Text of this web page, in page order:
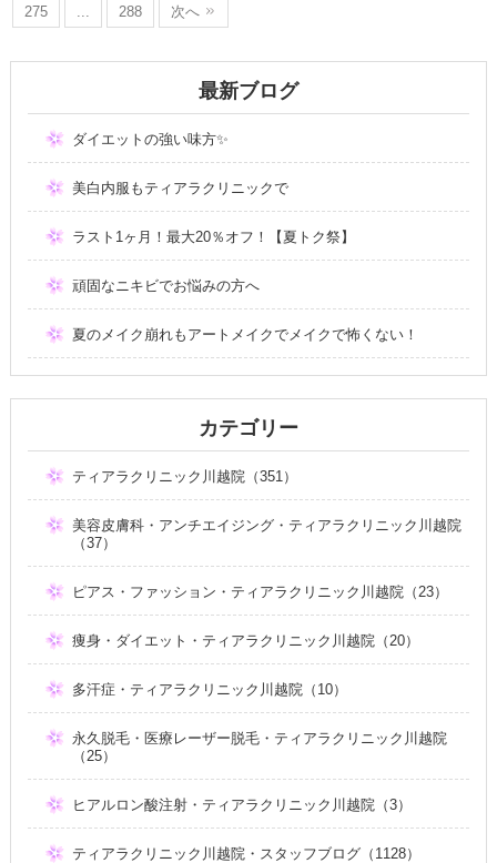
275
288 次へ
最新ブログ
ダイエットの強い味方✨
美白内服もティアラクリニックで
ラスト1ヶ月！最大20％オフ！【夏トク祭】
頑固なニキビでお悩みの方へ
夏のメイク崩れもアートメイクでメイクで怖くない！
カテゴリー
ティアラクリニック川越院（351）
美容皮膚科・アンチエイジング・ティアラクリニック川越院
（37）
ピアス・ファッション・ティアラクリニック川越院（23）
痩身・ダイエット・ティアラクリニック川越院（20）
多汗症・ティアラクリニック川越院（10）
永久脱毛・医療レーザー脱毛・ティアラクリニック川越院
（25）
ヒアルロン酸注射・ティアラクリニック川越院（3）
ティアラクリニック川越院・スタッフブログ（1128）